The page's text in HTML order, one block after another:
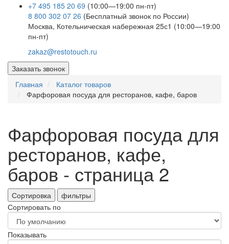
+7 495 185 20 69 (10:00—19:00 пн-пт)
8 800 302 07 26 (Бесплатный звонок по России)
Москва, Котельническая набережная 25с1 (10:00—19:00
пн-пт)
zakaz@restotouch.ru
Заказать звонок
Главная
Каталог товаров
Фарфоровая посуда для ресторанов, кафе, баров
Фарфоровая посуда для
ресторанов, кафе,
баров - страница 2
Сортировка
фильтры
Сортировать по
Показывать